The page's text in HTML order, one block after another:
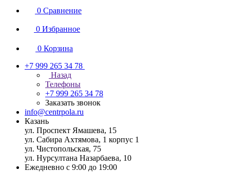
0 Сравнение
0 Избранное
0 Корзина
+7 999 265 34 78
Назад
Телефоны
+7 999 265 34 78
Заказать звонок
info@centrpola.ru
Казань
ул. Проспект Ямашева, 15
ул. Сабира Ахтямова, 1 корпус 1
ул. Чистопольская, 75
ул. Нурсултана Назарбаева, 10
Ежедневно с 9:00 до 19:00